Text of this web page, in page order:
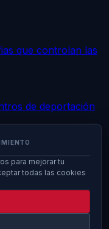
para mejorar tu
todas las cookies
que controlan las
de deportación
planificada
Robles y
Ceuta